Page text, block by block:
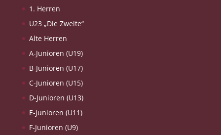
1. Herren
U23 „Die Zweite“
Alte Herren
A-Junioren (U19)
B-Junioren (U17)
C-Junioren (U15)
D-Junioren (U13)
E-Junioren (U11)
F-Junioren (U9)